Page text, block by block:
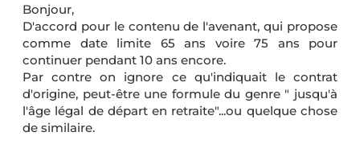
Bonjour,
D'accord pour le contenu de l'avenant, qui propose
comme date limite 65 ans voire 75 ans pour
continuer pendant 10 ans encore.
Par contre on ignore ce qu'indiquait le contrat
d'origine, peut-être une formule du genre " jusqu'à
l'âge légal de départ en retraite"...ou quelque chose
de similaire.